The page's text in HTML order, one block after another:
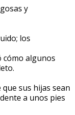
y
los
cómo algunos
sus hijas sean
a unos pies